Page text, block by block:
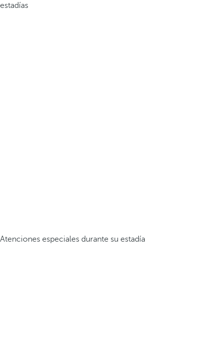
estadías
Atenciones especiales durante su estadía